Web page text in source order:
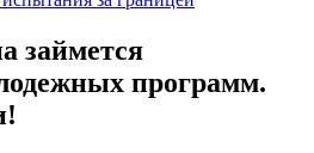
займется
программ.